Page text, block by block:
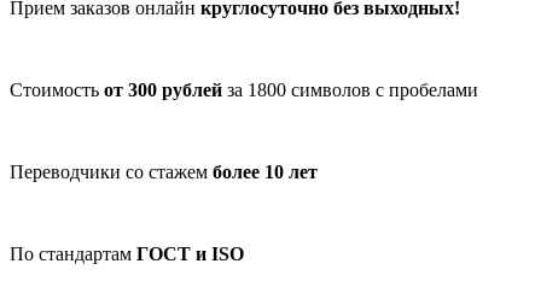
Прием заказов онлайн круглосуточно без выходных!
Стоимость от 300 рублей за 1800 символов с пробелами
Переводчики со стажем более 10 лет
По стандартам ГОСТ и ISO